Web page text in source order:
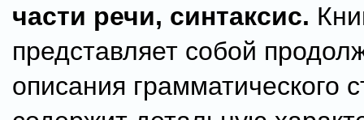
части речи, синтаксис.
представляет собой
описания грамматического